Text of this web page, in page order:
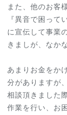
また、他のお客
『異音で困って
に宣伝して事業
きましが、なか
あまりお金をか
分がありますが
相談頂きました
作業を行い、お